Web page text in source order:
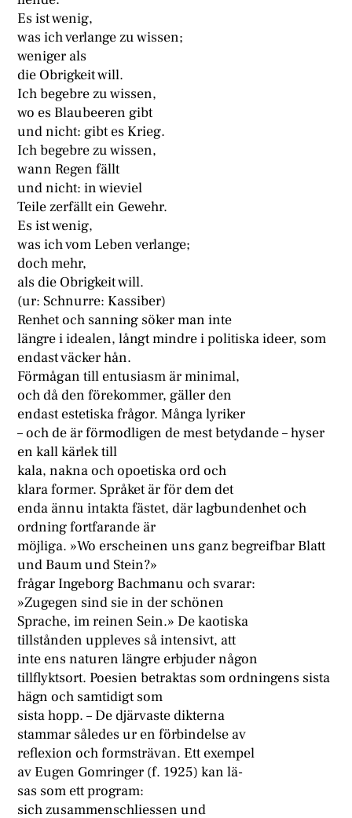
Es ist wenig,
was ich verlange zu wissen;
weniger als
die Obrigkeit will.
Ich begebre zu wissen,
wo es Blaubeeren gibt
und nicht: gibt es Krieg.
Ich begebre zu wissen,
wann Regen fällt
und nicht: in wieviel
Teile zerfällt ein Gewehr.
Es ist wenig,
was ich vom Leben verlange;
doch mehr,
als die Obrigkeit will.
(ur: Schnurre: Kassiber)
Renhet och sanning söker man inte
längre i idealen, långt mindre i politiska ideer, som
endast väcker hån.
Förmågan till entusiasm är minimal,
och då den förekommer, gäller den
endast estetiska frågor. Många lyriker
– och de är förmodligen de mest betydande – hyser
en kall kärlek till
kala, nakna och opoetiska ord och
klara former. Språket är för dem det
enda ännu intakta fästet, där lagbundenhet och
ordning fortfarande är
möjliga. »Wo erscheinen uns ganz begreifbar Blatt
und Baum und Stein?»
frågar Ingeborg Bachmanu och svarar:
»Zugegen sind sie in der schönen
Sprache, im reinen Sein.» De kaotiska
tillstånden uppleves så intensivt, att
inte ens naturen längre erbjuder någon
tillflyktsort. Poesien betraktas som ordningens sista
hägn och samtidigt som
sista hopp. – De djärvaste dikterna
stammar således ur en förbindelse av
reflexion och formsträvan. Ett exempel
av Eugen Gomringer (f. 1925) kan lä-
sas som ett program:
sich zusammenschliessen und